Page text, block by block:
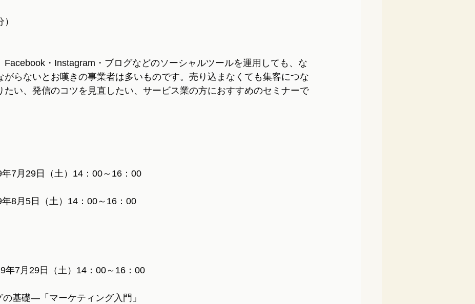
Facebook・Instagram・ブログなどのソーシャルツールを運用しても、な
がらないとお嘆きの事業者は多いものです。売り込まなくても集客につな
たい、発信のコツを見直したい、サービス業の方におすすめのセミナーで
7月29日（土）14：00～16：00
8月5日（土）14：00～16：00
年7月29日（土）14：00～16：00
基礎―「マーケティング入門」